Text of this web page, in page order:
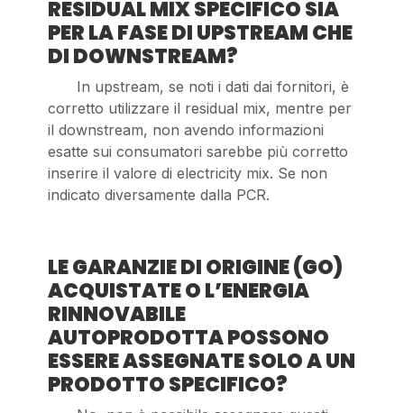
RESIDUAL MIX SPECIFICO SIA
PER LA FASE DI UPSTREAM CHE
DI DOWNSTREAM?
In upstream, se noti i dati dai fornitori, è
corretto utilizzare il residual mix, mentre per
il downstream, non avendo informazioni
esatte sui consumatori sarebbe più corretto
inserire il valore di electricity mix. Se non
indicato diversamente dalla PCR.
LE GARANZIE DI ORIGINE (GO)
ACQUISTATE O L’ENERGIA
RINNOVABILE
AUTOPRODOTTA POSSONO
ESSERE ASSEGNATE SOLO A UN
PRODOTTO SPECIFICO?